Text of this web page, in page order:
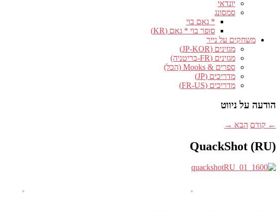
יונדאי
סמסונג
* גאם בוי
סופר בוי * גאם (KR)
משחקים על נייר
מגזינים (JP-KOR)
מגזינים (FR-בריטניה)
ספרים & Mooks (הכל)
מדריכים (JP)
מדריכים (FR-US)
הודעה על ניווט
← קודם הבא →
QuackShot (RU)